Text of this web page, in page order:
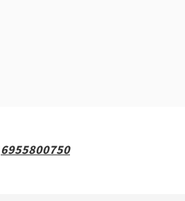
6955800750